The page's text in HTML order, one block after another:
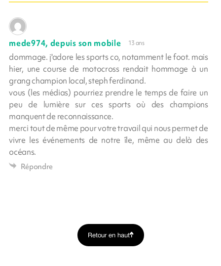
mede974, depuis son mobile 13 ans
dommage. j'adore les sports co, notamment le foot. mais
hier, une course de motocross rendait hommage à un
grang champion local, steph ferdinand.
vous (les médias) pourriez prendre le temps de faire un
peu de lumière sur ces sports où des champions
manquent de reconnaissance.
merci tout de même pour votre travail qui nous permet de
vivre les événements de notre île, même au delà des
océans.
Répondre
Retour en haut